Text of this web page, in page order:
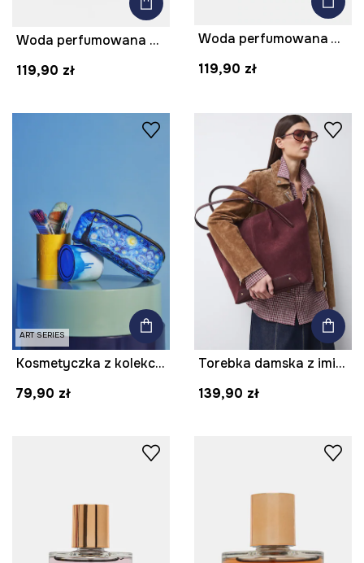
Woda perfumowana damska Golden Charm 50 ml
119,90 zł
Woda perfumowana Whisper 50 ml
119,90 zł
ART SERIES
Kosmetyczka z kolekcji Eviva L'arte
79,90 zł
Torebka damska z imitacji zamszu
139,90 zł